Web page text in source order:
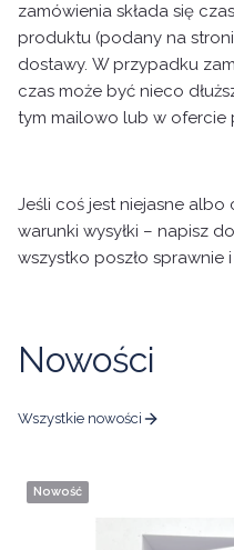
zamówienia składa się
produktu (podany na
dostawy. W przypadku
czas może być nieco
tym mailowo lub w ofercie
Jeśli coś jest niejasne
warunki wysyłki – napisz
wszystko poszło sprawnie
Nowości
Wszystkie nowości
Nowość